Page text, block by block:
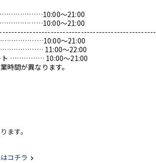
～21:00
～21:00
～21:00
11:00～22:00
ト …………… 10:00～21:00
時間が異なります。
ます。
コチラ